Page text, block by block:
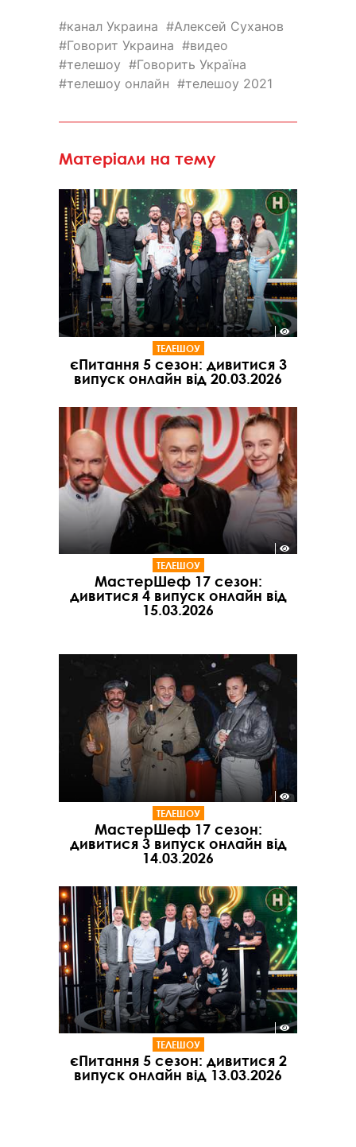
канал Украина
Алексей Суханов
Говорит Украина
видео
телешоу
Говорить Україна
телешоу онлайн
телешоу 2021
Матеріали на тему
ТЕЛЕШОУ
єПитання 5 сезон: дивитися 3
випуск онлайн від 20.03.2026
ТЕЛЕШОУ
МастерШеф 17 сезон:
дивитися 4 випуск онлайн від
15.03.2026
ТЕЛЕШОУ
МастерШеф 17 сезон:
дивитися 3 випуск онлайн від
14.03.2026
ТЕЛЕШОУ
єПитання 5 сезон: дивитися 2
випуск онлайн від 13.03.2026